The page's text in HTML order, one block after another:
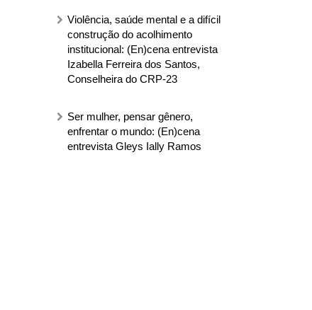
Violência, saúde mental e a difícil
construção do acolhimento
institucional: (En)cena entrevista
Izabella Ferreira dos Santos,
Conselheira do CRP-23
Ser mulher, pensar gênero,
enfrentar o mundo: (En)cena
entrevista Gleys Ially Ramos